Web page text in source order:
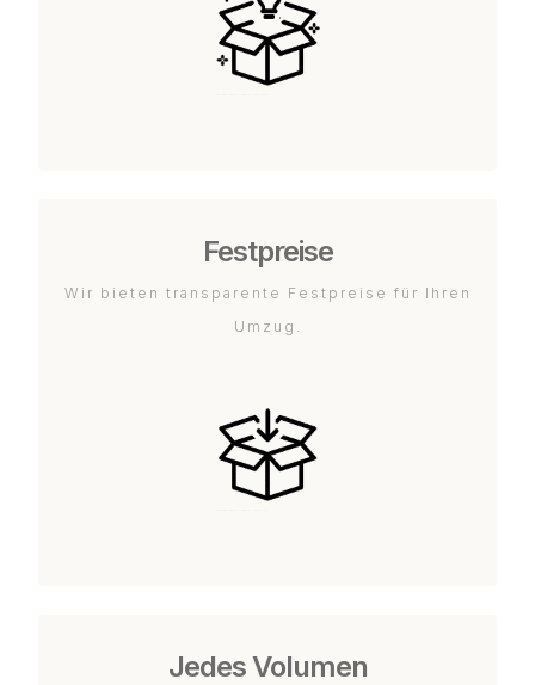
Festpreise
Wir bieten transparente Festpreise für Ihren
Umzug.
Jedes Volumen